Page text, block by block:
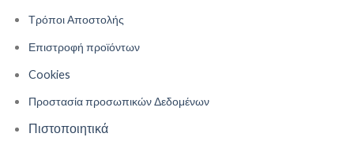
Τρόποι Αποστολής
Επιστροφή προϊόντων
Cookies
Προστασία προσωπικών Δεδομένων
Πιστοποιητικά